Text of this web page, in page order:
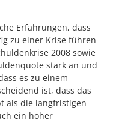
Erfahrungen, dass
zu einer Krise führen
2008 sowie
stark an und
es zu einem
ist, dass das
als die langfristigen
ein hoher